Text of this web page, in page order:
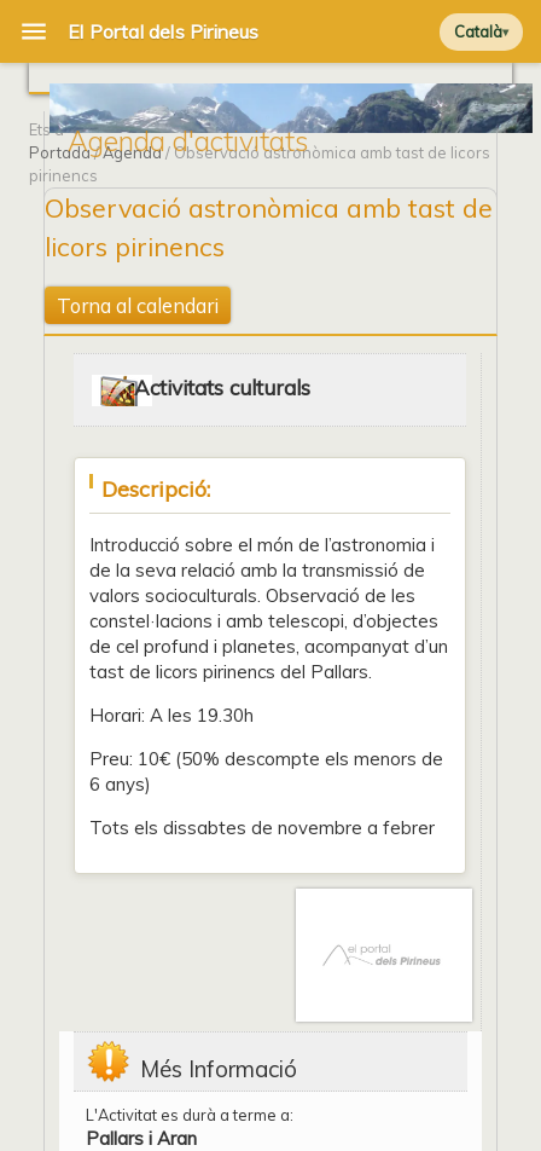
Català
Agenda d'activitats
Ets a
Portada/Agenda/ Observació astronòmica amb tast de licors
pirinencs
Observació astronòmica amb tast de
licors pirinencs
Torna al calendari
Activitats culturals
Descripció:
Introducció sobre el món de l’astronomia i
de la seva relació amb la transmissió de
valors socioculturals. Observació de les
constel·lacions i amb telescopi, d’objectes
de cel profund i planetes, acompanyat d’un
tast de licors pirinencs del Pallars.
Horari: A les 19.30h
Preu: 10€ (50% descompte els menors de
6 anys)
Tots els dissabtes de novembre a febrer
Més Informació
L'Activitat es durà a terme a:
Pallars i Aran